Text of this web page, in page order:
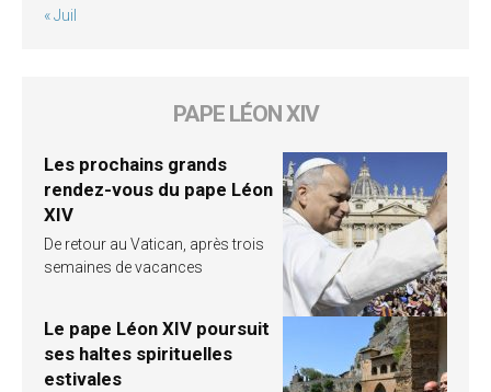
« Juil
PAPE LÉON XIV
Les prochains grands
rendez-vous du pape Léon
XIV
De retour au Vatican, après trois
semaines de vacances
Le pape Léon XIV poursuit
ses haltes spirituelles
estivales